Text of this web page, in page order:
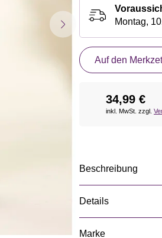
Montag,
Auf den
34,99 €
inkl. MwSt. zzgl.
Beschreibung
Details
Marke